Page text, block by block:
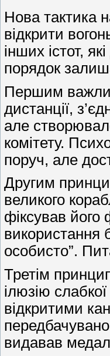
Нова тактика
відкрити
інших істот,
порядок
Першим
дистанції,
але
комітету.
поруч, але
Другим
великого
фіксував
використання
особисто”.
Третім
ілюзію
відкритими
видавав